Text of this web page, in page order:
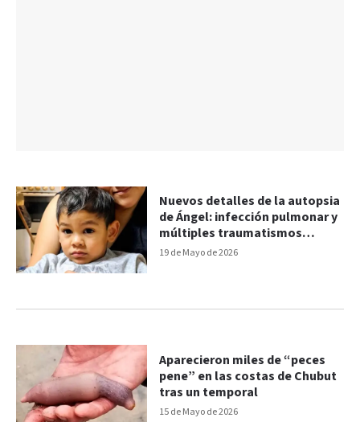
19 de Mayo de 2026
Nuevos detalles de la autopsia
de Ángel: infección pulmonar y
múltiples traumatismos
craneales
15 de Mayo de 2026
Aparecieron miles de “peces
pene” en las costas de Chubut
tras un temporal